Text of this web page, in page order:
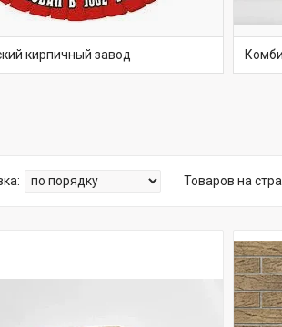
кирпичный завод